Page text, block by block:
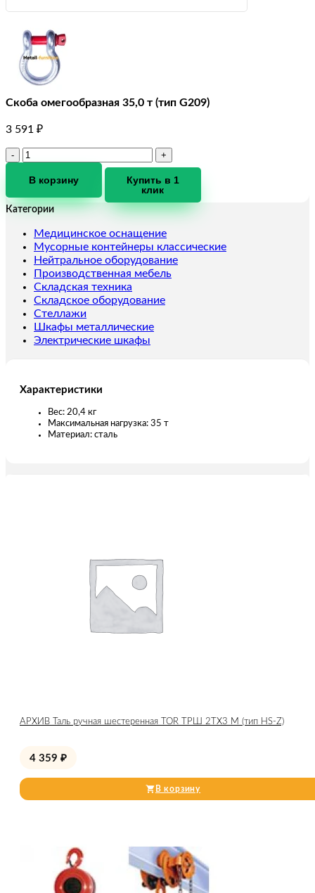
Скоба омегообразная 35,0 т (тип G209)
3 591 ₽
Количество
Скоба
35,0
(тип
G209)
В корзину
Купить в 1
клик
Категории
Медицинское оснащение
Мусорные контейнеры классические
Нейтральное оборудование
Производственная мебель
Складская техника
Складское оборудование
Стеллажи
Шкафы металлические
Электрические шкафы
Характеристики
Вес: 20,4 кг
Максимальная нагрузка: 35 т
Материал: сталь
АРХИВ Таль ручная шестеренная TOR ТРШ 2ТХ3 М (тип HS-Z)
4 359 ₽
В корзину